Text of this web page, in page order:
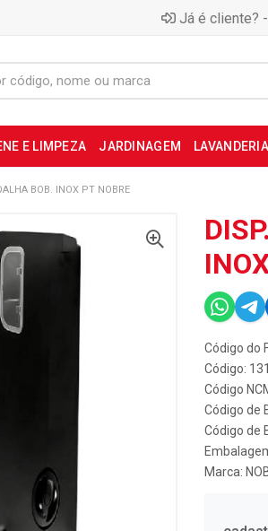
Já é cliente?
E LIMPEZA JARDINAGEM LAVANDERIA
BOB. INOX PT NOBRE
Código do
Código:
Código
Código de
Código de
Marca: